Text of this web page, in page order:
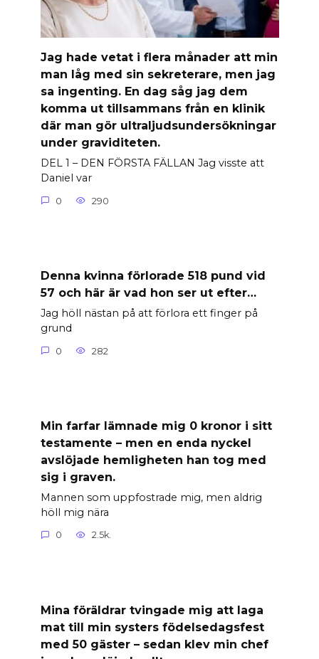
Jag hade vetat i flera månader att min
man låg med sin sekreterare, men jag
sa ingenting. En dag såg jag dem
komma ut tillsammans från en klinik
där man gör ultraljudsundersökningar
under graviditeten.
DEL 1 – DEN FÖRSTA FÄLLAN Jag visste att
Daniel var
0 290
Denna kvinna förlorade 518 pund vid
57 och här är vad hon ser ut efter…
Jag höll nästan på att förlora ett finger på
grund
0 282
Min farfar lämnade mig 0 kronor i sitt
testamente – men en enda nyckel
avslöjade hemligheten han tog med
sig i graven.
Mannen som uppfostrade mig, men aldrig
höll mig nära
0 2.5k.
Mina föräldrar tvingade mig att laga
mat till min systers födelsedagsfest
med 50 gäster – sedan klev min chef